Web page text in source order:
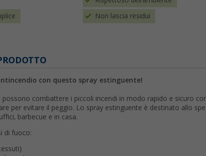
Non lascia residui
con questo spray estinguente!
possono combattere i piccoli incendi in modo rapido e sicuro
per evitare il peggio. Lo spray estinguente è destinato allo
barbecue e in casa.
di fuoco: